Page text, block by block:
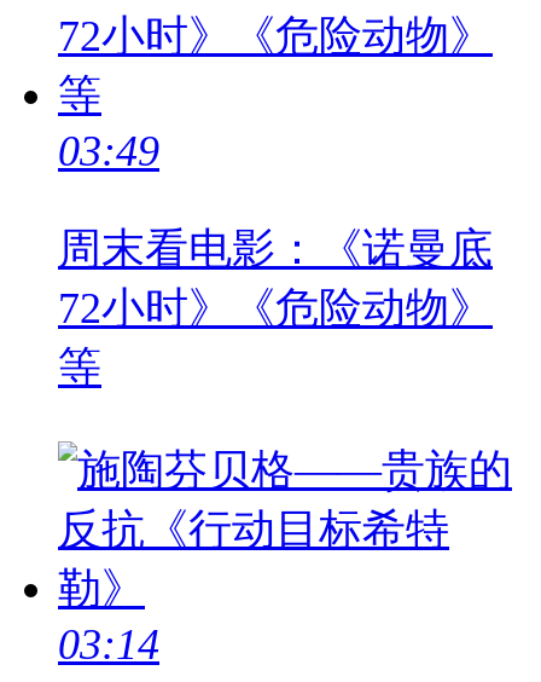
03:49
周末看电影：《诺曼底
72小时》《危险动物》
等
03:14